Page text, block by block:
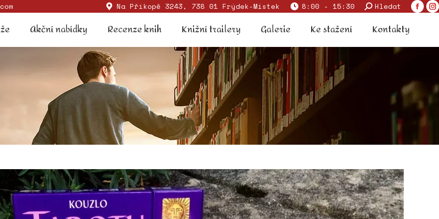
Na Příkopě 3243, 738 01 Frýdek-Místek 8:00 - 15:30 Search:
Hledat
Akční nabídky Recenze knih Knižní trailery Galerie Ke stažení Kontakty
Akční nabídky Recenze knih Knižní trailery Galerie Ke stažení Kontakty